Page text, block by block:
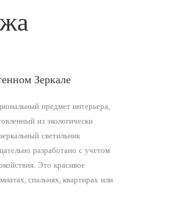
Зеркале
предмет интерьера,
из экологически
светильник
разработано с учетом
Это красивое
спальнях, квартирах или